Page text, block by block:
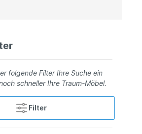
folgende Filter Ihre Suche ein
schneller Ihre Traum-Möbel.
Filter